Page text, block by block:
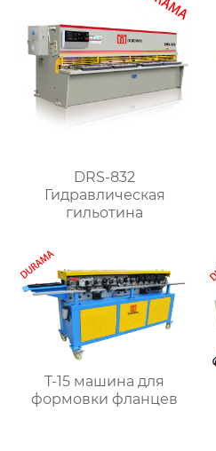
DRS-832
Гидравлическая
гильотина
T-15 машина для
формовки фланцев